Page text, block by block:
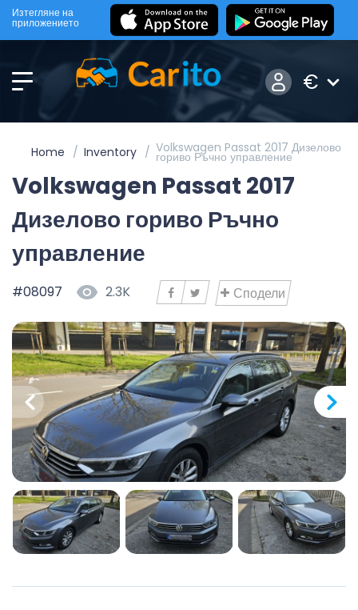
Изтегляне на
приложението
€
Home Inventory Volkswagen Passat 2017 Дизелово
гориво Ръчно управление
Volkswagen Passat 2017
Дизелово гориво Ръчно
управление
#08097 2.3K Сподели